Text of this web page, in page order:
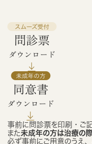
事前に問診票を印刷・ご
また未成年の方は治療の
必ず事前にご用意のうえ、